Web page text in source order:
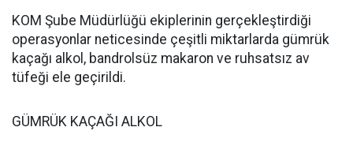
KOM Şube Müdürlüğü ekiplerinin gerçekleştirdiği
operasyonlar neticesinde çeşitli miktarlarda gümrük
kaçağı alkol, bandrolsüz makaron ve ruhsatsız av
tüfeği ele geçirildi.
GÜMRÜK KAÇAĞI ALKOL